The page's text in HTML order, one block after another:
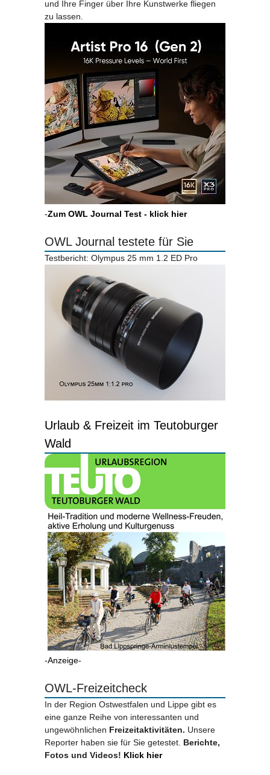
und Ihre Finger über Ihre Kunstwerke fliegen
zu lassen.
-Zum OWL Journal Test - klick hier
OWL Journal testete für Sie
Testbericht: Olympus 25 mm 1.2 ED Pro
Urlaub & Freizeit im Teutoburger
Wald
-Anzeige-
OWL-Freizeitcheck
In der Region Ostwestfalen und Lippe gibt es
eine ganze Reihe von interessanten und
ungewöhnlichen Freizeitaktivitäten. Unsere
Reporter haben sie für Sie getestet. Berichte,
Fotos und Videos! Klick hier